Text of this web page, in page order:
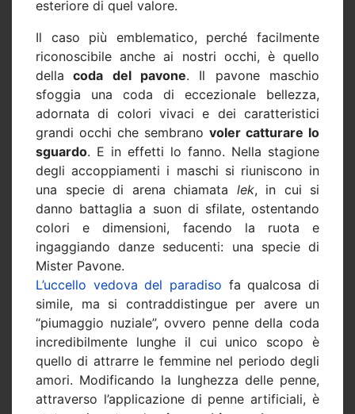
esteriore di quel valore.
Il caso più emblematico, perché facilmente
riconoscibile anche ai nostri occhi, è quello
della coda del pavone. Il pavone maschio
sfoggia una coda di eccezionale bellezza,
adornata di colori vivaci e dei caratteristici
grandi occhi che sembrano voler catturare lo
sguardo. E in effetti lo fanno. Nella stagione
degli accoppiamenti i maschi si riuniscono in
una specie di arena chiamata lek, in cui si
danno battaglia a suon di sfilate, ostentando
colori e dimensioni, facendo la ruota e
ingaggiando danze seducenti: una specie di
Mister Pavone.
L’uccello vedova del paradiso fa qualcosa di
simile, ma si contraddistingue per avere un
“piumaggio nuziale”, ovvero penne della coda
incredibilmente lunghe il cui unico scopo è
quello di attrarre le femmine nel periodo degli
amori. Modificando la lunghezza delle penne,
attraverso l’applicazione di penne artificiali, è